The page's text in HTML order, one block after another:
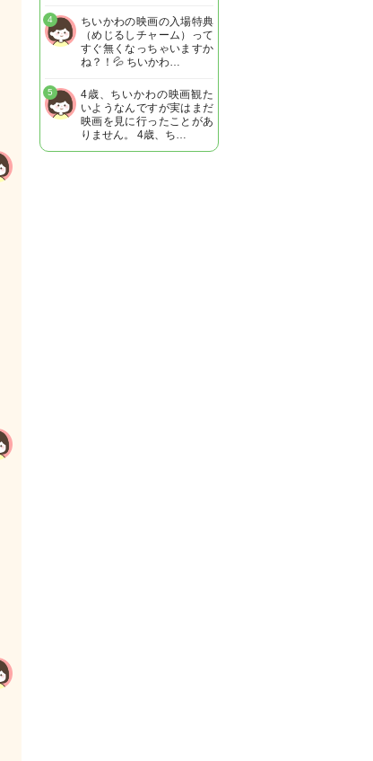
ちいかわの映画の入場特典
（めじるしチャーム）って
すぐ無くなっちゃいますか
ね？！💦 ちいかわ…
4
4歳、ちいかわの映画観た
いようなんですが実はまだ
映画を見に行ったことがあ
りません。 4歳、ち…
5